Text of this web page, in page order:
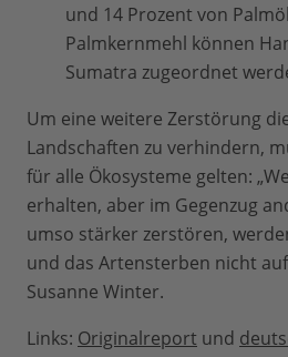
und 14 Prozent von
Palmkernmehl können
Sumatra zugeordnet
Um eine weitere Zerstörung
Landschaften zu verhindern,
für alle Ökosysteme gelten:
erhalten, aber im Gegenzug
umso stärker zerstören,
und das Artensterben nicht
Susanne Winter.
Links: Originalreport und